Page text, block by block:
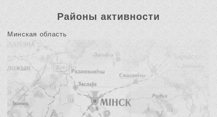
Районы активности
Минская область